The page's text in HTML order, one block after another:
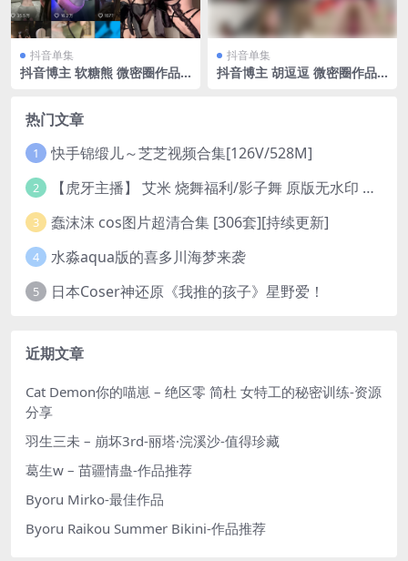
抖音单集
抖音博主 软糖熊 微密圈作品
抖音单集
抖音博主 胡逗逗 微密圈作品
热门文章
1 快手锦缎儿～芝芝视频合集[126V/528M]
2 【虎牙主播】 艾米 烧舞福利/影子舞 原版无水印 （1v/130m）
3 蠢沫沫 cos图片超清合集 [306套][持续更新]
4 水淼aqua版的喜多川海梦来袭
5 日本Coser神还原《我推的孩子》星野爱！
近期文章
Cat Demon你的喵崽 – 绝区零 简杜 女特工的秘密训练-资源
分享
羽生三未 – 崩坏3rd-丽塔·浣溪沙-值得珍藏
葛生w – 苗疆情蛊-作品推荐
Byoru Mirko-最佳作品
Byoru Raikou Summer Bikini-作品推荐